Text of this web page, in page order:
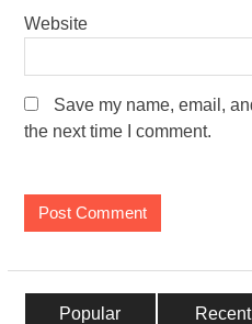
Website
Save my name, email,
the next time I comment.
Popular Recent